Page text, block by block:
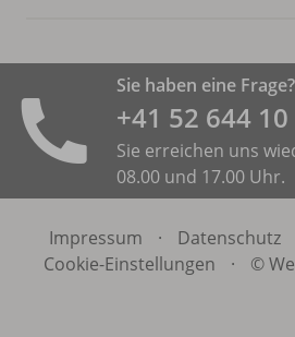
Sie haben eine Frage?
+41 52 644 10
Sie erreichen uns
08.00 und 17.00 Uhr.
Impressum · Datenschutz
Cookie-Einstellungen
· ©